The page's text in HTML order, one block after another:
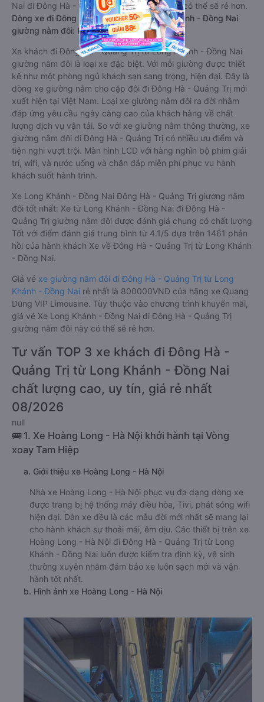
Nai đi Đông Hà - Quảng Trị giường nằm này có thể sẽ rẻ hơn.
Dòng xe đi Đông Hà - Quảng Trị từ Long Khánh - Đồng Nai
giường nằm đôi: Riêng tư, đầy đủ tiện nghi
Xe khách đi Đông Hà - Quảng Trị từ Long Khánh - Đồng Nai
giường nằm đôi là loại xe đặc biệt. Với mỗi giường được thiết
kế như một phòng ngủ khách sạn sang trọng, hiện đại. Đây là
dòng xe giường nằm cho cặp đôi đi Đông Hà - Quảng Trị mới
xuất hiện tại Việt Nam. Loại xe giường nằm đôi ra đời nhằm
đáp ứng yêu cầu ngày càng cao của khách hàng về chất
lượng dịch vụ vận tải. So với xe giường nằm thông thường, xe
giường nằm đôi đi Đông Hà - Quảng Trị có nhiều ưu điểm và
tiện nghi vượt trội. Màn hình LCD với hàng nghìn bộ phim giải
trí, wifi, và nước uống và chăn đắp miễn phí phục vụ hành
khách suốt hành trình.
Xe Long Khánh - Đồng Nai Đông Hà - Quảng Trị giường nằm
đôi tốt nhất: Xe từ Long Khánh - Đồng Nai đi Đông Hà -
Quảng Trị giường nằm đôi được đánh giá chung có chất lượng
Tốt với điểm đánh giá trung bình từ 4.1/5 dựa trên 1461 phản
hồi của hành khách Xe về Đông Hà - Quảng Trị từ Long Khánh
- Đồng Nai.
Giá vé xe giường nằm đôi đi Đông Hà - Quảng Trị từ Long
Khánh - Đồng Nai rẻ nhất là 800000VND của hãng xe Quang
Dũng VIP Limousine. Tùy thuộc vào chương trình khuyến mãi,
giá vé Xe Long Khánh - Đồng Nai đi Đông Hà - Quảng Trị
giường nằm đôi này có thể sẽ rẻ hơn.
Tư vấn TOP 3 xe khách đi Đông Hà -
Quảng Trị từ Long Khánh - Đồng Nai
chất lượng cao, uy tín, giá rẻ nhất
08/2026
null
🚌 1. Xe Hoàng Long - Hà Nội khởi hành tại Vòng
xoay Tam Hiệp
a. Giới thiệu xe Hoàng Long - Hà Nội
Nhà xe Hoàng Long - Hà Nội phục vụ đa dạng dòng xe
được trang bị hệ thống máy điều hòa, Tivi, phát sóng wifi
hiện đại. Dàn xe đều là các mẫu đời mới nhất sẽ mang lại
cho hành khách sự thoải mái, êm dịu. Các thiết bị trên xe
Hoàng Long - Hà Nội đi Đông Hà - Quảng Trị từ Long
Khánh - Đồng Nai luôn được kiểm tra định kỳ, vệ sinh
thường xuyên nhằm đảm bảo xe luôn sạch mới và vận
hành tốt nhất.
b. Hình ảnh xe Hoàng Long - Hà Nội